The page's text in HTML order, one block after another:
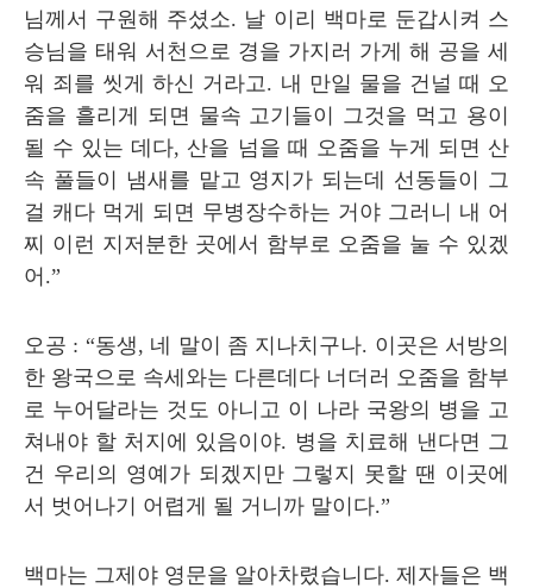
님께서 구원해 주셨소. 날 이리 백마로 둔갑시켜 스
승님을 태워 서천으로 경을 가지러 가게 해 공을 세
워 죄를 씻게 하신 거라고. 내 만일 물을 건널 때 오
줌을 흘리게 되면 물속 고기들이 그것을 먹고 용이
될 수 있는 데다, 산을 넘을 때 오줌을 누게 되면 산
속 풀들이 냄새를 맡고 영지가 되는데 선동들이 그
걸 캐다 먹게 되면 무병장수하는 거야 그러니 내 어
찌 이런 지저분한 곳에서 함부로 오줌을 눌 수 있겠
어 .”
오공 : “동생, 네 말이 좀 지나치구나. 이곳은 서방의
한 왕국으로 속세와는 다른데다 너더러 오줌을 함부
로 누어달라는 것도 아니고 이 나라 국왕의 병을 고
쳐내야 할 처지에 있음이야. 병을 치료해 낸다면 그
건 우리의 영예가 되겠지만 그렇지 못할 땐 이곳에
서 벗어나기 어렵게 될 거니까 말이다.”
백마는 그제야 영문을 알아차렸습니다. 제자들은 백